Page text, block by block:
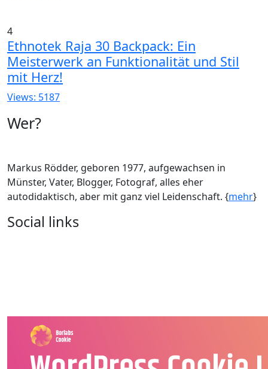
4
Ethnotek Raja 30 Backpack: Ein
Meisterwerk an Funktionalität und Stil
mit Herz!
Views: 5187
Wer?
Markus Rödder, geboren 1977, aufgewachsen in
Münster, Vater, Blogger, Fotograf, alles eher
autodidaktisch, aber mit ganz viel Leidenschaft. {mehr}
Social links